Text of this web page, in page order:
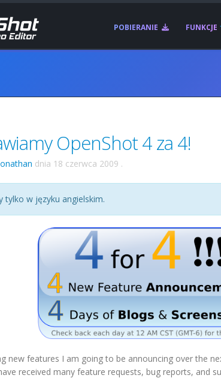
POBIERANIE FUNKCJE
OpenShot 4 za 4!
dnia 18 czerwca 2009 .
tylko w języku angielskim.
new features I am going to be announcing over the
received many feature requests, bug reports, and